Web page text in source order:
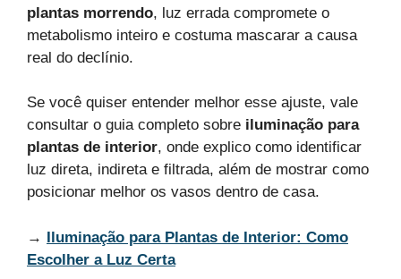
plantas morrendo, luz errada compromete o
metabolismo inteiro e costuma mascarar a causa
real do declínio.
Se você quiser entender melhor esse ajuste, vale
consultar o guia completo sobre iluminação para
plantas de interior, onde explico como identificar
luz direta, indireta e filtrada, além de mostrar como
posicionar melhor os vasos dentro de casa.
→ Iluminação para Plantas de Interior: Como
Escolher a Luz Certa